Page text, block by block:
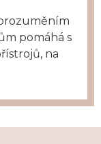
pomáhá s
na